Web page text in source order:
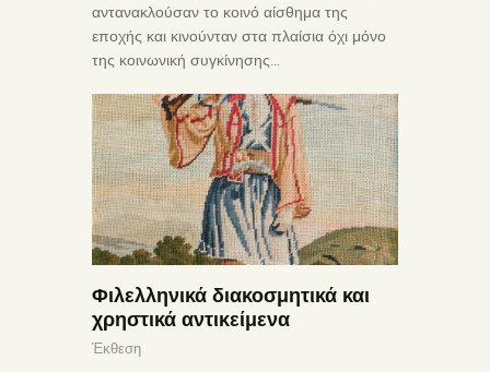
αντανακλούσαν το κοινό αίσθημα της
εποχής και κινούνταν στα πλαίσια όχι μόνο
της κοινωνική συγκίνησης…
Φιλελληνικά διακοσμητικά και
χρηστικά αντικείμενα
Έκθεση